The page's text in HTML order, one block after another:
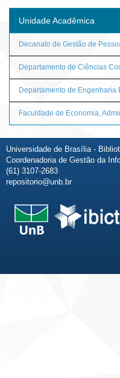
Unidade Acadêmica
Decanato de Gestão de
Departamento de Ciências
Departamento de Engenharia
Faculdade de Economia,
Universidade de Brasília -
Coordenadoria de Gestão da
(61) 3107-2683
repositorio@unb.br